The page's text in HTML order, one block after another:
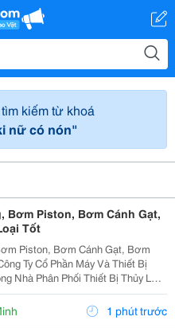
kiếm từ khoá
nữ có nón"
Bơm Piston, Bơm Cánh Gạt,
Tốt
Piston, Bơm Cánh Gạt, Bơm
Ty Cổ Phần Máy Và Thiết Bị
Nhà Phân Phối Thiết Bị Thủy Lực
Tự Động Hóa. Tư Vấn, Sửa
Kế Hệ Thống Thủy Lực Nhanh
1 phút trước